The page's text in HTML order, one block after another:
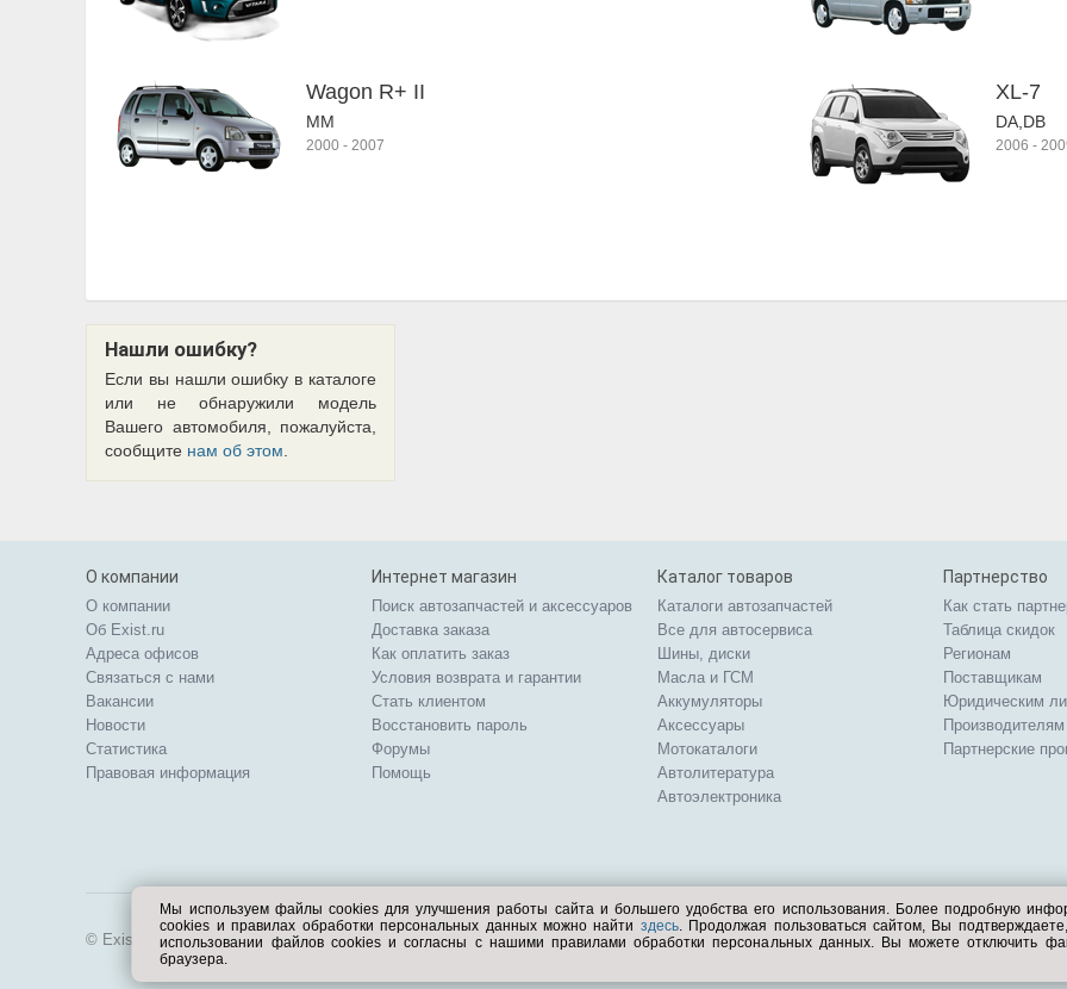
Wagon R+ II
MM
2000 - 2007
XL-7
DA,DB
2006 -
Нашли ошибку?
Если вы нашли ошибку в каталоге
или не обнаружили модель
Вашего автомобиля, пожалуйста,
сообщите нам об этом
О компании
О компании
Об Exist.ru
Адреса офисов
Связаться с нами
Вакансии
Новости
Статистика
Правовая информация
Интернет магазин
Поиск автозапчастей и аксессуаров
Доставка заказа
Как оплатить заказ
Условия возврата и гарантии
Стать клиентом
Восстановить пароль
Форумы
Помощь
Каталог товаров
Каталоги автозапчастей
Все для автосервиса
Шины, диски
Масла и ГСМ
Аккумуляторы
Аксессуары
Мотокаталоги
Автолитература
Автоэлектроника
Партнерство
Как стать
Таблица скидок
Регионам
Поставщикам
Юридическим
Производителям
Партнерские
© Exist.ru 1998—2026
Мы используем файлы cookies для улучшения работы сайта и большего удобства его использования. Более подробную
cookies и правилах обработки персональных данных можно найти здесь. Продолжая пользоваться сайтом, Вы
использовании файлов cookies и согласны с нашими правилами обработки персональных данных. Вы можете отключить
браузера.